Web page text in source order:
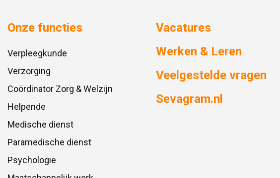
Onze functies
Verpleegkunde
Verzorging
Coördinator Zorg & Welzijn
Helpende
Medische dienst
Paramedische dienst
Psychologie
Vacatures
Werken & Leren
Veelgestelde vragen
Sevagram.nl